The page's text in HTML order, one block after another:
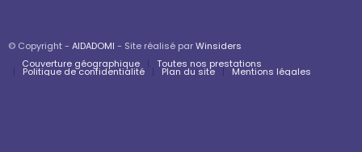
© Copyright - AIDADOMI - Site réalisé parWinsiders
Couverture géographique
Toutes nos prestations
Politique de confidentialité Plan du site Mentions légales